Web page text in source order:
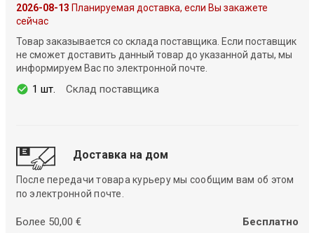
2026-08-13 Планируемая доставка, если Вы закажете
сейчас
Товар заказывается со склада поставщика. Если поставщик
не сможет доставить данный товар до указанной даты, мы
информируем Вас по электронной почте.
1 шт. Склад поставщика
Доставка на дом
После передачи товара курьеру мы сообщим вам об этом
по электронной почте.
Более 50,00 € Бесплатно